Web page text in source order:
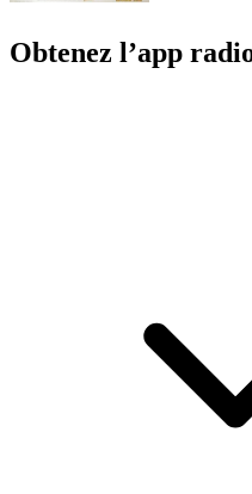
Obtenez l’app